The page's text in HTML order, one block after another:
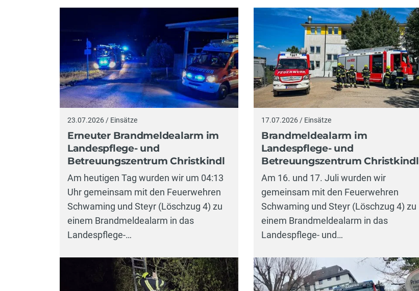
23.07.2026 / Einsätze
Erneuter Brandmeldealarm im
Landespflege- und
Betreuungszentrum Christkindl
Am heutigen Tag wurden wir um 04:13
Uhr gemeinsam mit den Feuerwehren
Schwaming und Steyr (Löschzug 4) zu
einem Brandmeldealarm in das
Landespflege-…
17.07.2026 / Einsätze
Brandmeldealarm im
Landespflege- und
Betreuungszentrum Christkindl
Am 16. und 17. Juli wurden wir
gemeinsam mit den Feuerwehren
Schwaming und Steyr (Löschzug 4) zu
einem Brandmeldealarm in das
Landespflege- und…